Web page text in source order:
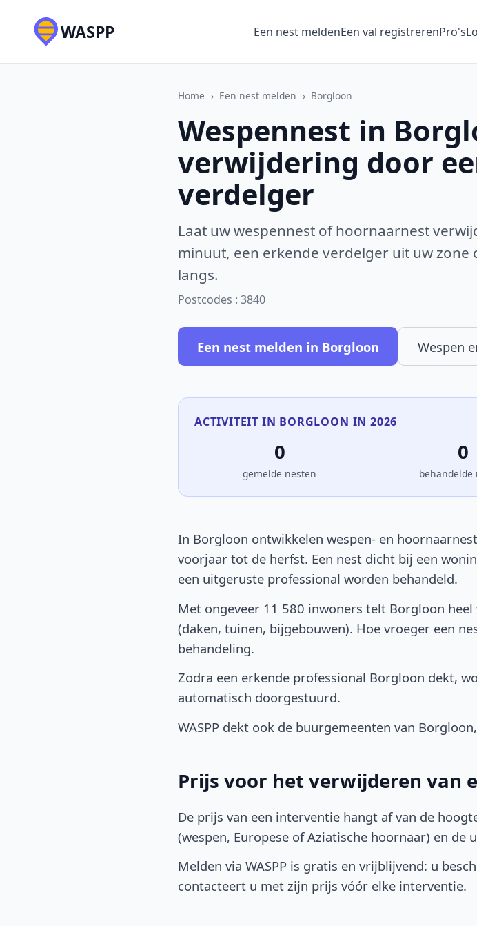
WASPP Een nest meldenEen val registrerenPro's
Home › Een nest melden › Borgloon
Wespennest in
verwijdering door
verdelger
Laat uw wespennest of hoornaarnest
minuut, een erkende verdelger uit uw
langs.
Postcodes : 3840
Een nest melden in Borgloon Wespen
ACTIVITEIT IN BORGLOON IN 2026
0
gemelde nesten
0
behandelde
In Borgloon ontwikkelen wespen- en
voorjaar tot de herfst. Een nest dicht bij een
een uitgeruste professional worden behandeld.
Met ongeveer 11 580 inwoners telt Borgloon
(daken, tuinen, bijgebouwen). Hoe vroeger een
behandeling.
Zodra een erkende professional Borgloon dekt,
automatisch doorgestuurd.
WASPP dekt ook de buurgemeenten van
Prijs voor het verwijderen van
De prijs van een interventie hangt af van de
(wespen, Europese of Aziatische hoornaar) en
Melden via WASPP is gratis en vrijblijvend: u
contacteert u met zijn prijs vóór elke interventie.